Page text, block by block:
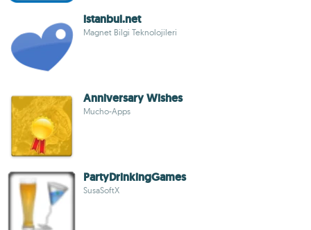
istanbul.net
Magnet Bilgi Teknolojileri
Anniversary Wishes
Mucho-Apps
PartyDrinkingGames
SusaSoftX